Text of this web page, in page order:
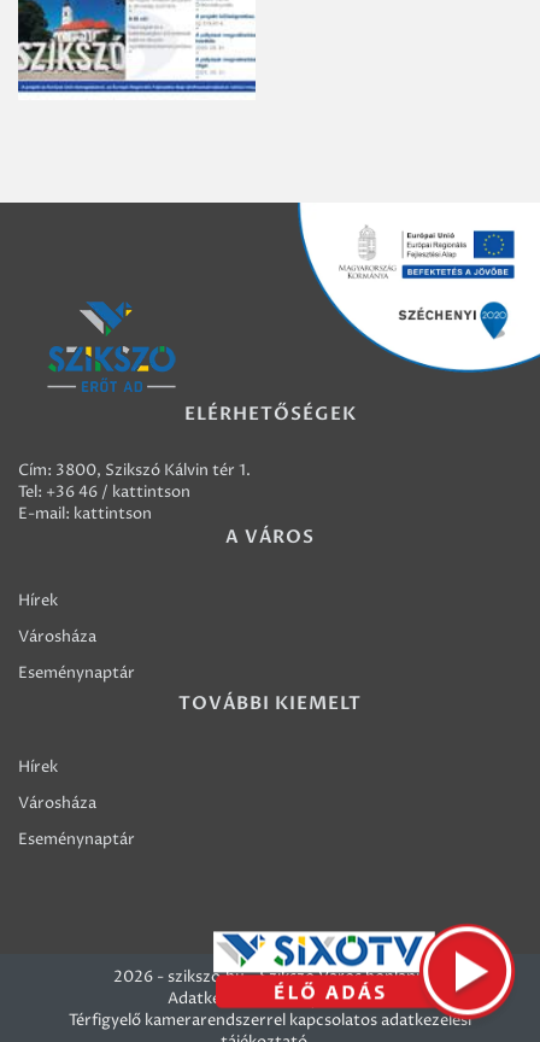
ELÉRHETŐSÉGEK
Cím: 3800, Szikszó Kálvin tér 1.
Tel: +36 46 / kattintson
E-mail: kattintson
A VÁROS
Hírek
Városháza
Eseménynaptár
TOVÁBBI KIEMELT
Hírek
Városháza
Eseménynaptár
2026 - szikszo.hu - Szikszó Város honlapja
Adatkezelési szabályzatok
Térfigyelő kamerarendszerrel kapcsolatos adatkezelési